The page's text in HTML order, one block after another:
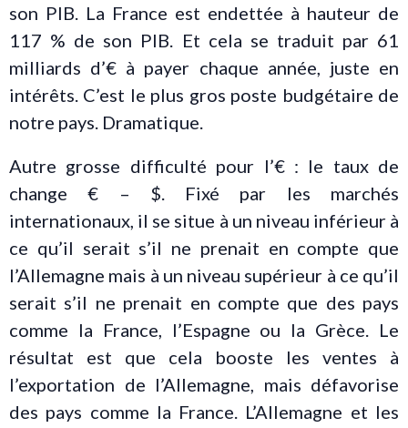
son PIB. La France est endettée à hauteur de
117 % de son PIB. Et cela se traduit par 61
milliards d’€ à payer chaque année, juste en
intérêts. C’est le plus gros poste budgétaire de
notre pays. Dramatique.
Autre grosse difficulté pour l’€ : le taux de
change € – $. Fixé par les marchés
internationaux, il se situe à un niveau inférieur à
ce qu’il serait s’il ne prenait en compte que
l’Allemagne mais à un niveau supérieur à ce qu’il
serait s’il ne prenait en compte que des pays
comme la France, l’Espagne ou la Grèce. Le
résultat est que cela booste les ventes à
l’exportation de l’Allemagne, mais défavorise
des pays comme la France. L’Allemagne et les